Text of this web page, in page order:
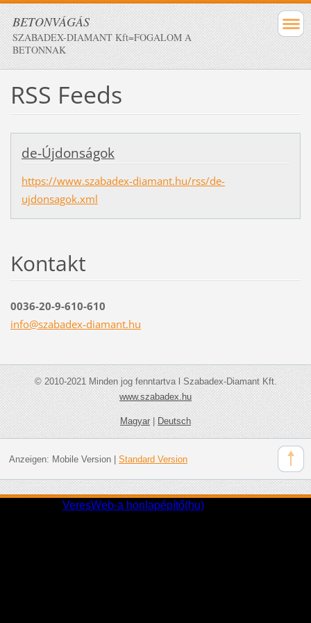
BETONVÁGÁS
SZABADEX-DIAMANT Kft=FOGALOM A
BETONNAK
RSS Feeds
de-Újdonságok
https://www.szabadex-diamant.hu/rss/de-
ujdonsagok.xml
Kontakt
0036-20-9-610-610
info@szabadex-diamant.hu
© 2010-2021 Minden jog fenntartva l Szabadex-Diamant Kft.
www.szabadex.hu
Magyar|Deutsch
Anzeigen: Mobile Version| Standard Version
VeresWeb-a honlapépítő(hu)